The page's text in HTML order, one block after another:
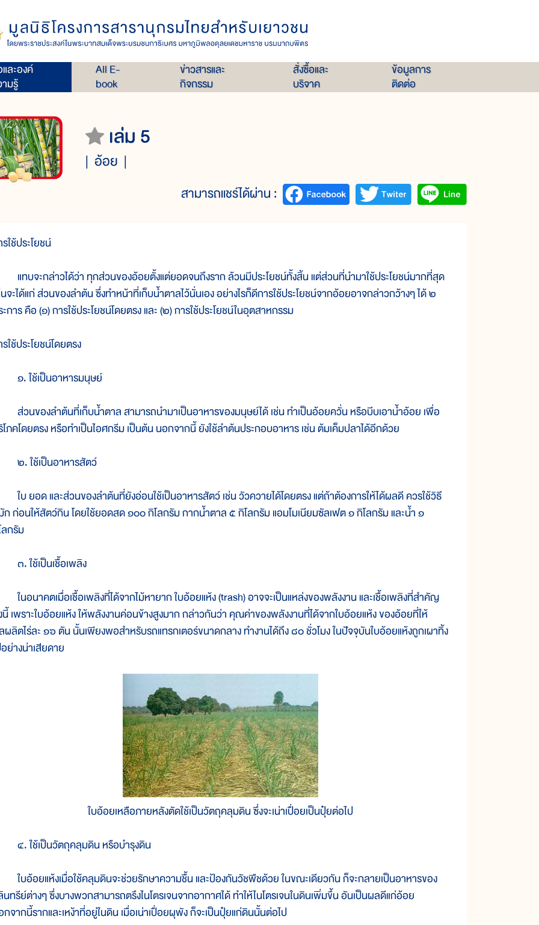
ละองค์
มรู้
All E-
book
ข่าวสารและ
กิจกรรม
สั่งซื้อและ
บริจาค
ข้อมูลการ
ติดต่อ
เล่ม 5
อ้อย
สามารถแชร์ได้ผ่าน :
ใช้ประโยชน์
แทบจะกล่าวได้ว่า ทุกส่วนของอ้อยตั้งแต่ยอดจนถึงราก ล้วนมีประโยชน์ทั้งสิ้น แต่ส่วนที่นำมาใช้ประโยชน์มากที่สุด
จะได้แก่ ส่วนของลำต้น ซึ่งทำหน้าที่เก็บน้ำตาลไว้นั่นเอง อย่างไรก็ดีการใช้ประโยชน์จากอ้อยอาจกล่าวกว้างๆ ได้ ๒
การ คือ (๑) การใช้ประโยชน์โดยตรง และ (๒) การใช้ประโยชน์ในอุตสาหกรรม
ใช้ประโยชน์โดยตรง
๑. ใช้เป็นอาหารมนุษย์
ส่วนของลำต้นที่เก็บน้ำตาล สามารถนำมาเป็นอาหารของมนุษย์ได้ เช่น ทำเป็นอ้อยควั่น หรือบีบเอาน้ำอ้อย เพื่อ
โภคโดยตรง หรือทำเป็นไอศกรีม เป็นต้น นอกจากนี้ ยังใช้ลำต้นประกอบอาหาร เช่น ต้มเค็มปลาได้อีกด้วย
๒. ใช้เป็นอาหารสัตว์
ใบ ยอด และส่วนของลำต้นที่ยังอ่อนใช้เป็นอาหารสัตว์ เช่น วัวควายได้โดยตรง แต่ถ้าต้องการให้ได้ผลดี ควรใช้วิธี
ก ก่อนให้สัตว์กิน โดยใช้ยอดสด ๑๐๐ กิโลกรัม กากน้ำตาล ๕ กิโลกรัม แอมโมเนียมซัลเฟต ๑ กิโลกรัม และน้ำ ๑
กรัม
๓. ใช้เป็นเชื้อเพลิง
ในอนาคตเมื่อเชื้อเพลิงที่ได้จากไม้หายาก ใบอ้อยแห้ง (trash) อาจจะเป็นแหล่งของพลังงาน และเชื้อเพลิงที่สำคัญ
นี้ เพราะใบอ้อยแห้ง ให้พลังงานค่อนข้างสูงมาก กล่าวกันว่า คุณค่าของพลังงานที่ได้จากใบอ้อยแห้ง ของอ้อยที่ให้
ผลิตไร่ละ ๑๖ ตัน นั้นเพียงพอสำหรับรถแทรกเตอร์ขนาดกลาง ทำงานได้ถึง ๘๐ ชั่วโมง ในปัจจุบันใบอ้อยแห้งถูกเผาทิ้ง
ย่างน่าเสียดาย
ใบอ้อยเหลือภายหลังตัดใช้เป็นวัตถุคลุมดิน ซึ่งจะเน่าเปื่อยเป็นปุ๋ยต่อไป
๔. ใช้เป็นวัตถุคลุมดิน หรือบำรุงดิน
ใบอ้อยแห้งเมื่อใช้คลุมดินจะช่วยรักษาความชื้น และป้องกันวัชพืชด้วย ในขณะเดียวกัน ก็จะกลายเป็นอาหารของ
นทรีย์ต่างๆ ซึ่งบางพวกสามารถตรึงไนโตรเจนจากอากาศได้ ทำให้ไนโตรเจนในดินเพิ่มขึ้น อันเป็นผลดีแก่อ้อย
กจากนี้รากและเหง้าที่อยู่ในดิน เมื่อเน่าเปื่อยผุพัง ก็จะเป็นปุ๋ยแก่ดินนั้นต่อไป